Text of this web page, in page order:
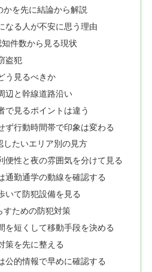
かを先に結論から解説
なる人が不安に思う理由
件数から見る現状
盗犯
う見るべきか
辺と幹線道路沿い
で見るポイントは違う
ず行動時間帯で印象は変わる
したいエリア別の見方
便性と夜の雰囲気を分けて見る
通勤通学の動線を確認する
いて防犯設備を見る
すための防犯対策
を短くして移動手段を決める
策を先に整える
公的情報で早めに確認する